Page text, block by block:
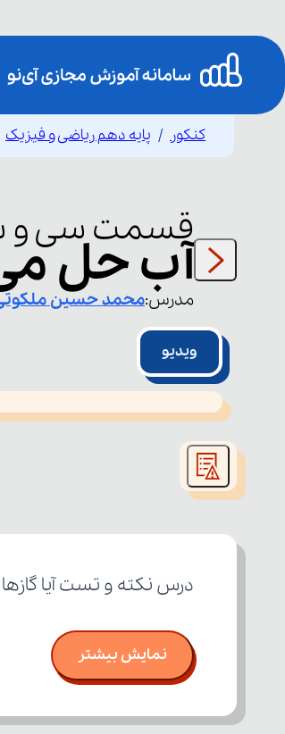
کنکور پایه دهم ریاضی و فیزیک
قسمت سی
آب حل
مدرس:محمد حسین
ویدیو
This
is
window.
درس نکته و تست آیا
نمایش بیشتر